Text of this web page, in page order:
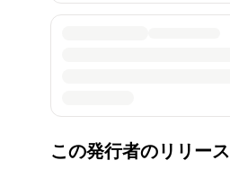
この発行者のリリース